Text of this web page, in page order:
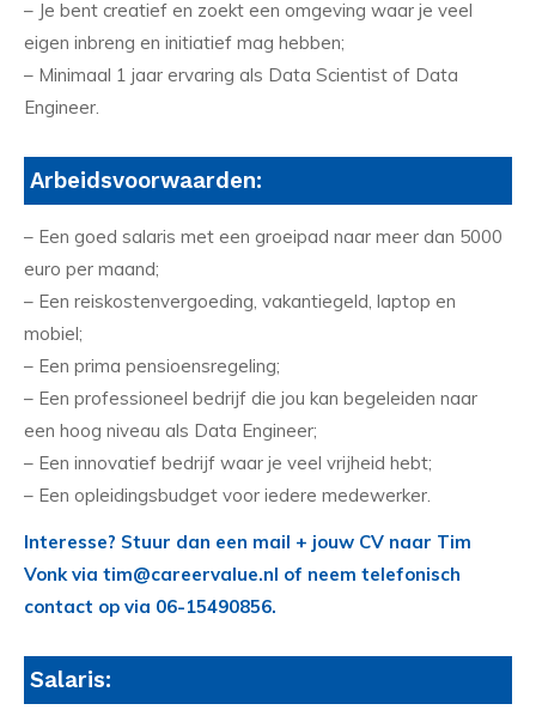
– Je bent creatief en zoekt een omgeving waar je veel
eigen inbreng en initiatief mag hebben;
– Minimaal 1 jaar ervaring als Data Scientist of Data
Engineer.
Arbeidsvoorwaarden:
– Een goed salaris met een groeipad naar meer dan 5000
euro per maand;
– Een reiskostenvergoeding, vakantiegeld, laptop en
mobiel;
– Een prima pensioensregeling;
– Een professioneel bedrijf die jou kan begeleiden naar
een hoog niveau als Data Engineer;
– Een innovatief bedrijf waar je veel vrijheid hebt;
– Een opleidingsbudget voor iedere medewerker.
Interesse? Stuur dan een mail + jouw CV naar Tim
Vonk via tim@careervalue.nl of neem telefonisch
contact op via 06-15490856.
Salaris: